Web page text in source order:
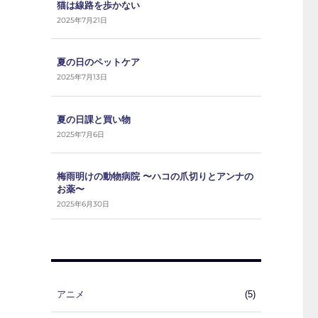
猫は線路を歩かない
2025年7月21日
夏の日のペットケア
2025年7月13日
夏の日課と買い物
2025年7月6日
梅雨明けの動物病院 〜ハコの爪切りとアンナの
お薬〜
2025年6月30日
アニメ (5)